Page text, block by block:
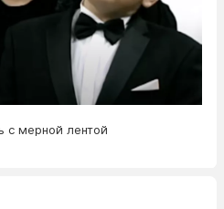
с мерной лентой